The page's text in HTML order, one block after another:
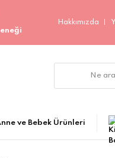
Hakkımızda
ve Bebek Ürünleri